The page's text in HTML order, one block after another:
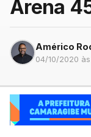
Arena
Américo
04/10/2020 às